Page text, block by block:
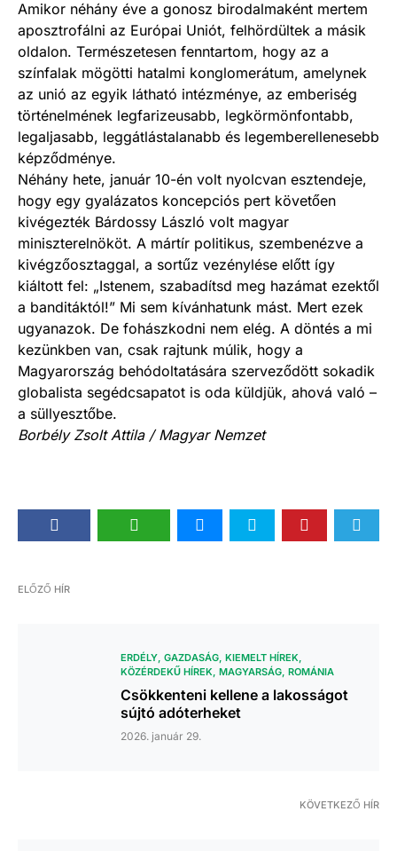
Amikor néhány éve a gonosz birodalmaként mertem
aposztrofálni az Európai Uniót, felhördültek a másik
oldalon. Természetesen fenntartom, hogy az a
színfalak mögötti hatalmi konglomerátum, amelynek
az unió az egyik látható intézménye, az emberiség
történelmének legfarizeusabb, legkörmönfontabb,
legaljasabb, leggátlástalanabb és legemberellenesebb
képződménye.
Néhány hete, január 10-én volt nyolcvan esztendeje,
hogy egy gyalázatos koncepciós pert követően
kivégezték Bárdossy László volt magyar
miniszterelnököt. A mártír politikus, szembenézve a
kivégzőosztaggal, a sortűz vezénylése előtt így
kiáltott fel: „Istenem, szabadítsd meg hazámat ezektől
a banditáktól!” Mi sem kívánhatunk mást. Mert ezek
ugyanazok. De fohászkodni nem elég. A döntés a mi
kezünkben van, csak rajtunk múlik, hogy a
Magyarország behódoltatására szerveződött sokadik
globalista segédcsapatot is oda küldjük, ahová való –
a süllyesztőbe.
Borbély Zsolt Attila / Magyar Nemzet
ELŐZŐ HÍR
ERDÉLY GAZDASÁG KIEMELT HÍREK
KÖZÉRDEKŰ HÍREK MAGYARSÁG ROMÁNIA
Csökkenteni kellene a lakosságot
sújtó adóterheket
2026. január 29.
KÖVETKEZŐ HÍR